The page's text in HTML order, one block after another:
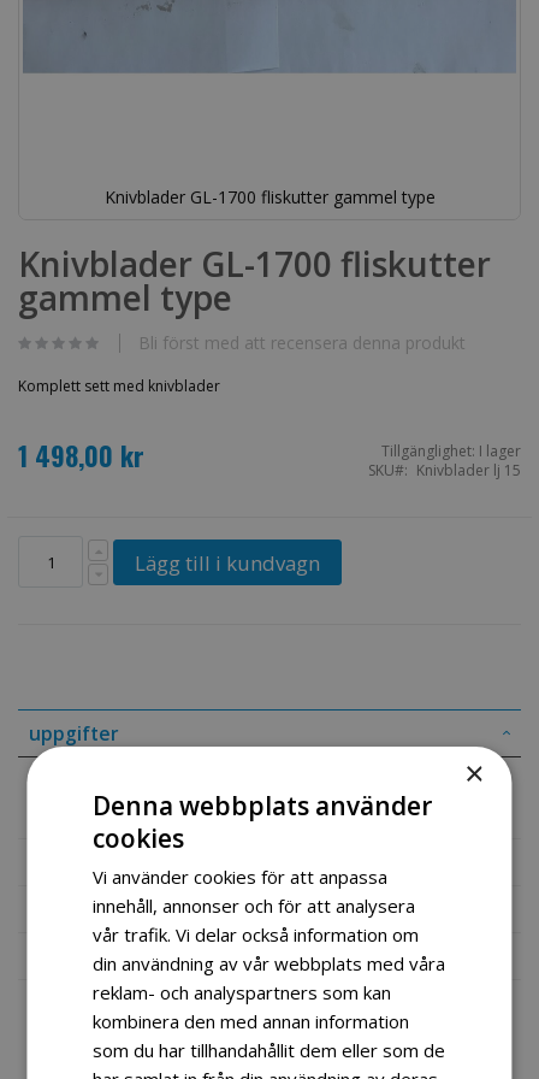
Knivblader GL-1700 fliskutter gammel type
till
början
av
bildgalleriet
Knivblader GL-1700 fliskutter
gammel type
Bli först med att recensera denna produkt
Komplett sett med knivblader
1 498,00 kr Tillgänglighet: I lager
SKU
Knivblader lj 15
Lägg till i kundvagn
uppgifter
Komplett sett med knivblader
Recensioner
Fil vedlegg
×
Denna webbplats använder
cookies
Vi använder cookies för att anpassa
innehåll, annonser och för att analysera
vår trafik. Vi delar också information om
din användning av vår webbplats med våra
reklam- och analyspartners som kan
kombinera den med annan information
som du har tillhandahållit dem eller som de